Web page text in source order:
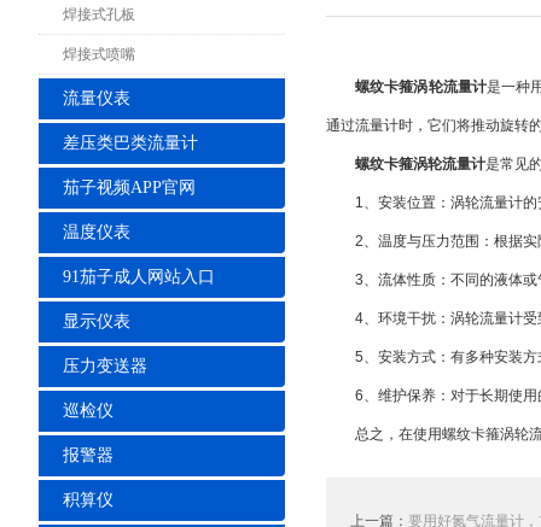
焊接式孔板
焊接式喷嘴
流量仪表
差压类巴类流量计
茄子视频APP官网
温度仪表
91茄子成人网站入口
显示仪表
压力变送器
巡检仪
报警器
积算仪
螺纹卡箍涡轮流量计是一种
通过流量计时，它们将推动旋转
螺纹卡箍涡轮流量计是常见
1、安装位置：涡轮流量计的
2、温度与压力范围：根据实
3、流体性质：不同的液体或
4、环境干扰：涡轮流量计受
5、安装方式：有多种安装方
6、维护保养：对于长期使用
总之，在使用螺纹卡箍涡轮流
上一篇： 要用好氮气流量计